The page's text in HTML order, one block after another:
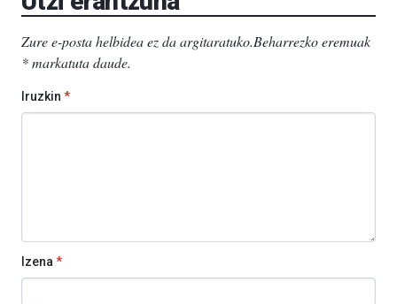
Zure e-posta helbidea ez da argitaratuko.Beharrezko eremuak
*markatuta daude.
Iruzkin *
Izena *